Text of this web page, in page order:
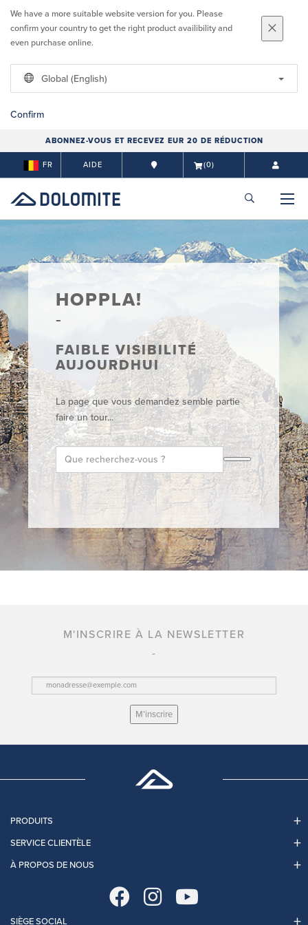
We have a more suitable website version for you. Please
confirm your country to get the right product availibility and
even purchase online.
Global (English)
Confirm
ABONNEZ-VOUS ET RECEVEZ EUR 20 DE RÉDUCTION
FR AIDE (0)
HOPPLA!
FAIBLE VISIBILITÉ
AUJOURDHUI
La page que vous demandez semble partie
faire un tour...
M'INSCRIRE À LA NEWSLETTER
M’inscrire
PRODUITS
SERVICE CLIENTÈLE
À PROPOS DE NOUS
SIÈGE SOCIAL